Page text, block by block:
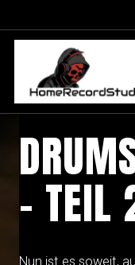
– TEIL
Nun ist es soweit,